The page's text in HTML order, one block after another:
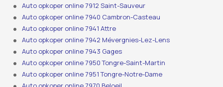
Auto opkoper online 7912 Saint-Sauveur
Auto opkoper online 7940 Cambron-Casteau
Auto opkoper online 7941 Attre
Auto opkoper online 7942 Mévergnies-Lez-Lens
Auto opkoper online 7943 Gages
Auto opkoper online 7950 Tongre-Saint-Martin
Auto opkoper online 7951 Tongre-Notre-Dame